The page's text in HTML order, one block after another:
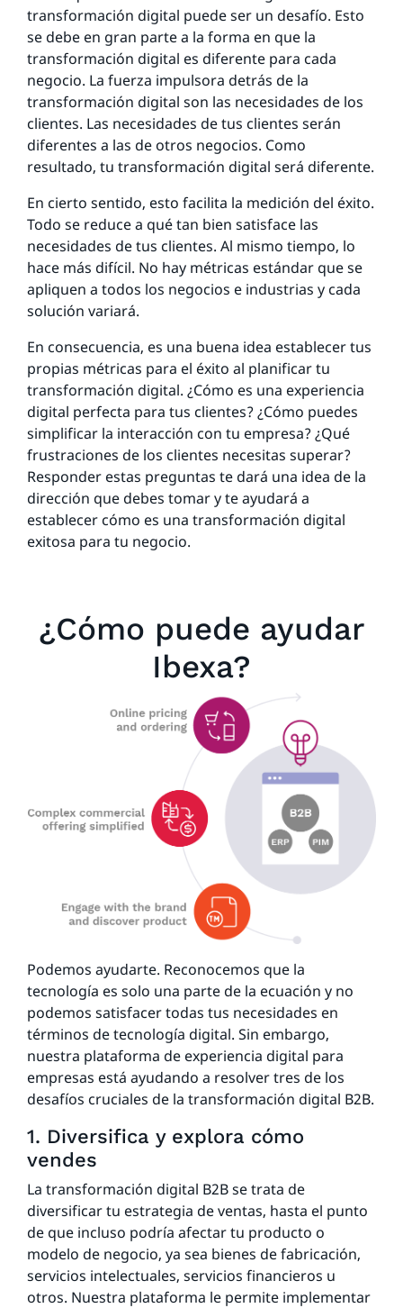
transformación digital puede ser un desafío. Esto
se debe en gran parte a la forma en que la
transformación digital es diferente para cada
negocio. La fuerza impulsora detrás de la
transformación digital son las necesidades de los
clientes. Las necesidades de tus clientes serán
diferentes a las de otros negocios. Como
resultado, tu transformación digital será diferente.
En cierto sentido, esto facilita la medición del éxito.
Todo se reduce a qué tan bien satisface las
necesidades de tus clientes. Al mismo tiempo, lo
hace más difícil. No hay métricas estándar que se
apliquen a todos los negocios e industrias y cada
solución variará.
En consecuencia, es una buena idea establecer tus
propias métricas para el éxito al planificar tu
transformación digital. ¿Cómo es una experiencia
digital perfecta para tus clientes? ¿Cómo puedes
simplificar la interacción con tu empresa? ¿Qué
frustraciones de los clientes necesitas superar?
Responder estas preguntas te dará una idea de la
dirección que debes tomar y te ayudará a
establecer cómo es una transformación digital
exitosa para tu negocio.
¿Cómo puede ayudar
Ibexa?
Podemos ayudarte. Reconocemos que la
tecnología es solo una parte de la ecuación y no
podemos satisfacer todas tus necesidades en
términos de tecnología digital. Sin embargo,
nuestra plataforma de experiencia digital para
empresas está ayudando a resolver tres de los
desafíos cruciales de la transformación digital B2B.
1. Diversifica y explora cómo
vendes
La transformación digital B2B se trata de
diversificar tu estrategia de ventas, hasta el punto
de que incluso podría afectar tu producto o
modelo de negocio, ya sea bienes de fabricación,
servicios intelectuales, servicios financieros u
otros. Nuestra plataforma le permite implementar